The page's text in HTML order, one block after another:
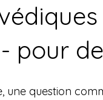
pour
question